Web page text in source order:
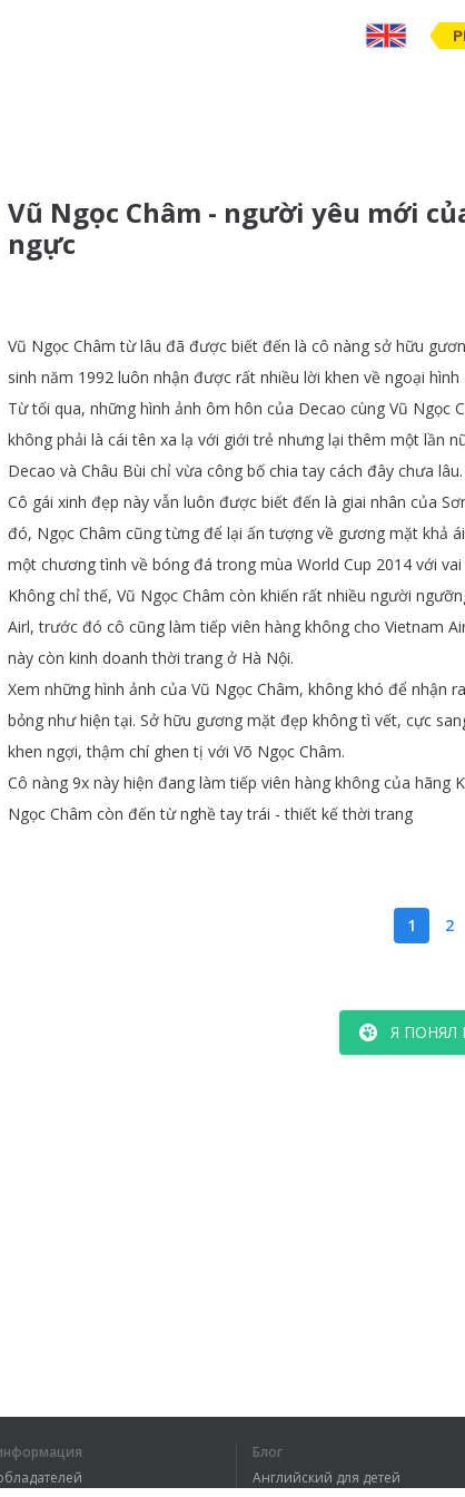
Vũ Ngọc Châm - người yêu mới
ngực
Vũ Ngọc Châm từ lâu đã được biết đến là cô nàng sở hữu
sinh năm 1992 luôn nhận được rất nhiều lời khen về ngoại hình
Từ tối qua, những hình ảnh ôm hôn của Decao cùng Vũ Ngọc
không phải là cái tên xa lạ với giới trẻ nhưng lại thêm một lần
Decao và Châu Bùi chỉ vừa công bố chia tay cách đây chưa lâu.
Cô gái xinh đẹp này vẫn luôn được biết đến là giai nhân của
đó, Ngọc Châm cũng từng để lại ấn tượng về gương mặt khả ái
một chương tình về bóng đá trong mùa World Cup 2014 với vai
Không chỉ thế, Vũ Ngọc Châm còn khiến rất nhiều người
Airl,trước đó cô cũng làm tiếp viên hàng không cho Vietnam
này còn kinh doanh thời trang ở Hà Nội.
Xem những hình ảnh của Vũ Ngọc Châm, không khó để nhận ra
bỏng như hiện tại. Sở hữu gương mặt đẹp không tì vết, cực
khen ngợi,thậm chí ghen tị với Võ Ngọc Châm.
Cô nàng 9x này hiện đang làm tiếp viên hàng không của hãng
Ngọc Châm còn đến từ nghề tay trái -thiết kế thời trang
1 2
Я ПОНЯЛ
Блог
Английский для детей